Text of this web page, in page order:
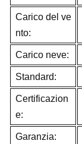
Carico del ve
nto:
Carico neve:
Standard:
Certificazion
e:
Garanzia: